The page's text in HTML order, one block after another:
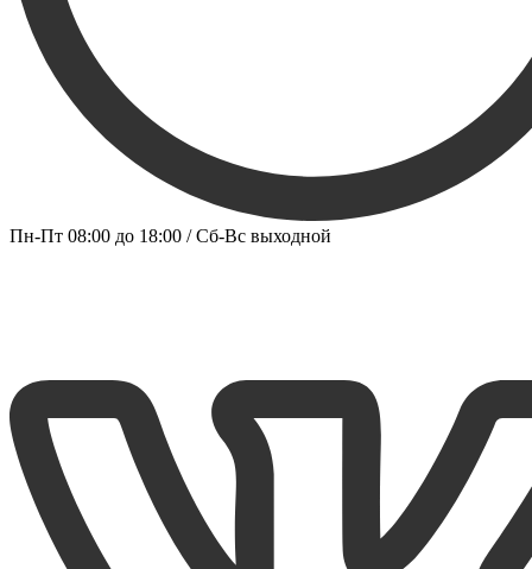
Пн-Пт 08:00 до 18:00 / Сб-Вс выходной